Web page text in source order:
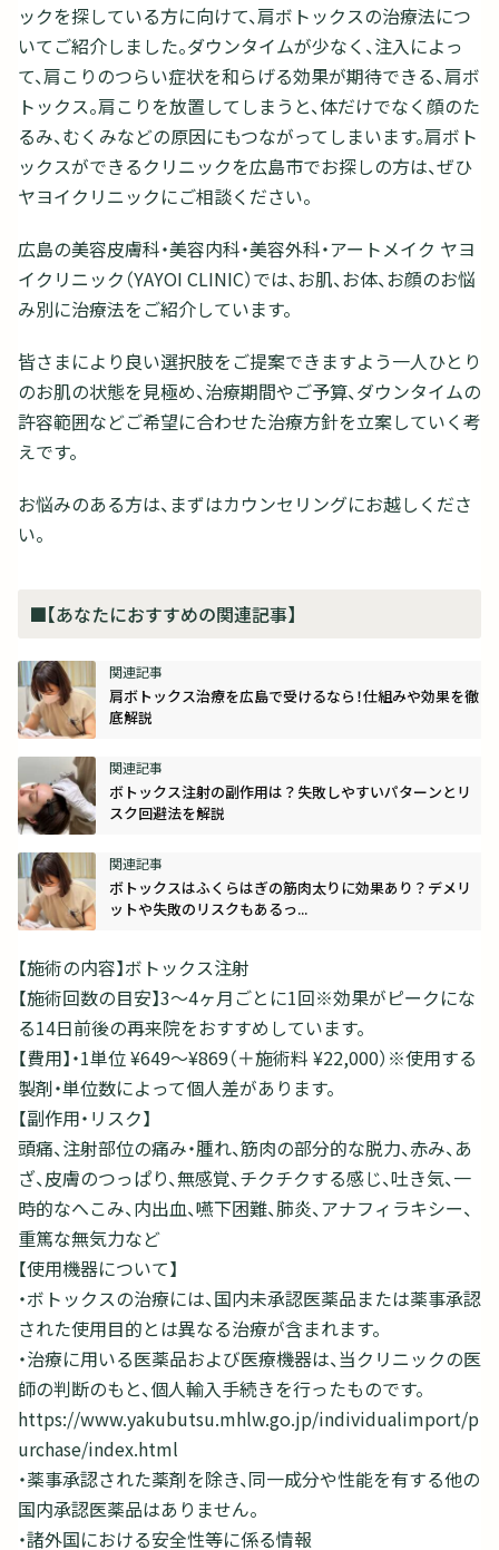
ックを探している方に向けて、肩ボトックスの治療法につ
いてご紹介しました。ダウンタイムが少なく、注入によっ
て、肩こりのつらい症状を和らげる効果が期待できる、肩ボ
トックス。肩こりを放置してしまうと、体だけでなく顔のた
るみ、むくみなどの原因にもつながってしまいます。肩ボト
ックスができるクリニックを広島市でお探しの方は、ぜひ
ヤヨイクリニックにご相談ください。
広島の美容皮膚科・美容内科・美容外科・アートメイク ヤヨ
イクリニック（YAYOI CLINIC）では、お肌、お体、お顔のお悩
み別に治療法をご紹介しています。
皆さまにより良い選択肢をご提案できますよう一人ひとり
のお肌の状態を見極め、治療期間やご予算、ダウンタイムの
許容範囲などご希望に合わせた治療方針を立案していく考
えです。
お悩みのある方は、まずはカウンセリングにお越しくださ
い。
■【あなたにおすすめの関連記事】
肩ボトックス治療を広島で受けるなら！仕組みや効果を徹
底解説
ボトックス注射の副作用は？失敗しやすいパターンとリ
スク回避法を解説
ボトックスはふくらはぎの筋肉太りに効果あり？デメリ
ットや失敗のリスクもあるっ...
【施術の内容】ボトックス注射
【施術回数の目安】3～4ヶ月ごとに1回※効果がピークにな
る14日前後の再来院をおすすめしています。
【費用】・1単位 ¥649～¥869（＋施術料 ¥22,000）※使用する
製剤・単位数によって個人差があります。
【副作用・リスク】
頭痛、注射部位の痛み・腫れ、筋肉の部分的な脱力、赤み、あ
ざ、皮膚のつっぱり、無感覚、チクチクする感じ、吐き気、一
時的なへこみ、内出血、嚥下困難、肺炎、アナフィラキシー、
重篤な無気力など
【使用機器について】
・ボトックスの治療には、国内未承認医薬品または薬事承認
された使用目的とは異なる治療が含まれます。
・治療に用いる医薬品および医療機器は、当クリニックの医
師の判断のもと、個人輸入手続きを行ったものです。
https://www.yakubutsu.mhlw.go.jp/individualimport/p
urchase/index.html
・薬事承認された薬剤を除き、同一成分や性能を有する他の
国内承認医薬品はありません。
・諸外国における安全性等に係る情報